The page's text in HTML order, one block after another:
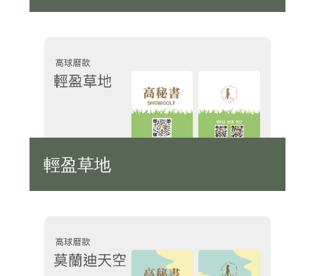
輕盈草地